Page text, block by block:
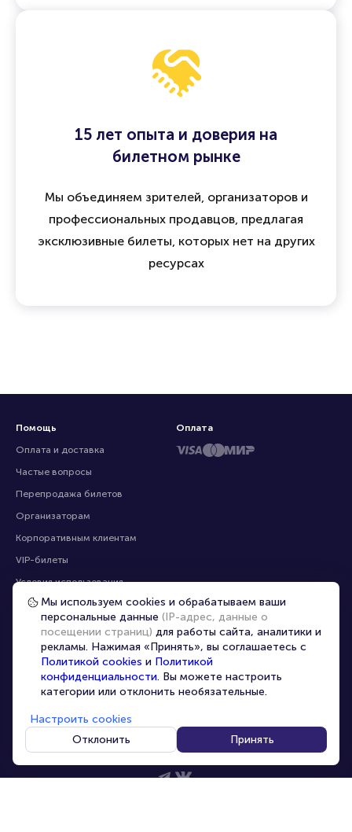
15 лет опыта и доверия на
билетном рынке
Мы объединяем зрителей, организаторов и
профессиональных продавцов, предлагая
эксклюзивные билеты, которых нет на других
ресурсах
Помощь
Оплата и доставка
Частые вопросы
Перепродажа билетов
Организаторам
Корпоративным клиентам
VIP-билеты
Условия использования
Персональные данные
О компании
Контакты
Управление cookies
8-800-500-42-62
8-499-226-15-14
info@portalbilet.ru
С 10:00 до 21:00
Все площадки
Оплата
Главная | Ростов-на-Дону
Мы используем cookies и обрабатываем ваши
персональные данные (IP-адрес, данные о
посещении страниц) для работы сайта, аналитики и
рекламы. Нажимая «Принять», вы соглашаетесь с
Политикой cookies и Политикой
конфиденциальности. Вы можете настроить
категории или отклонить необязательные.
Настроить cookies
Отклонить
Принять